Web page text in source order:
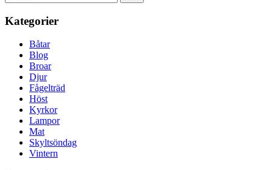
efter:
Kategorier
Båtar
Blog
Broar
Djur
Fågelträd
Höst
Kyrkor
Lampor
Mat
Skyltsöndag
Vintern